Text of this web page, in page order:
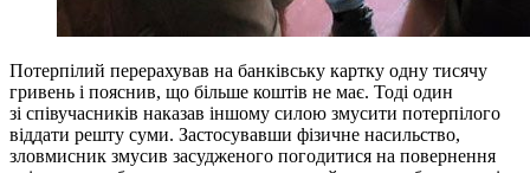
Потерпілий перерахував на банківську картку одну тисячу
гривень і пояснив, що більше коштів не має. Тоді один
зі співучасників наказав іншому силою змусити потерпілого
віддати решту суми. Застосувавши фізичне насильство,
зловмисник змусив засудженого погодитися на повернення